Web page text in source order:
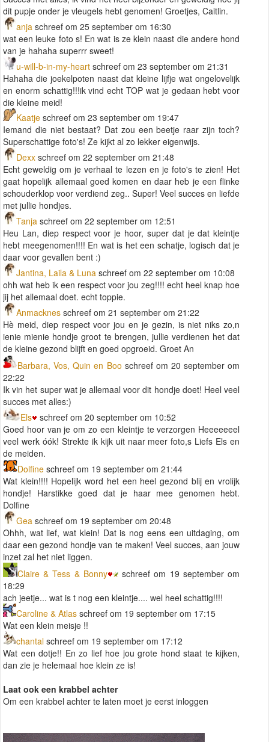
dit pupje onder je vleugels hebt genomen! Groetjes, Caitlin.
anja schreef om 25 september om 16:30
wat een leuke foto s! En wat is ze klein naast die andere hond
van je hahaha superrr sweet!
u-will-b-in-my-heart schreef om 23 september om 21:31
Hahaha die joekelpoten naast dat kleine lijfje wat ongelovelijk
en enorm schattig!!!ik vind echt TOP wat je gedaan hebt voor
die kleine meid!
Kaatje schreef om 23 september om 19:47
Iemand die niet bestaat? Dat zou een beetje raar zijn toch?
Superschattige foto's! Ze kijkt al zo lekker eigenwijs.
Dexx schreef om 22 september om 21:48
Echt geweldig om je verhaal te lezen en je foto's te zien! Het
gaat hopelijk allemaal goed komen en daar heb je een flinke
schouderklop voor verdiend zeg.. Super! Veel succes en liefde
met jullie hondjes.
Tanja schreef om 22 september om 12:51
Heu Lan, diep respect voor je hoor, super dat je dat kleintje
hebt meegenomen!!!! En wat is het een schatje, logisch dat je
daar voor gevallen bent :)
Jantina, Laila & Luna schreef om 22 september om 10:08
ohh wat heb ik een respect voor jou zeg!!!! echt heel knap hoe
jij het allemaal doet. echt toppie.
Anmacknes schreef om 21 september om 21:22
Hè meid, diep respect voor jou en je gezin, is niet niks zo,n
ienie mienie hondje groot te brengen, jullie verdienen het dat
de kleine gezond blijft en goed opgroeid. Groet An
Barbara, Vos, Quin en Boo schreef om 20 september om
22:22
Ik vin het super wat je allemaal voor dit hondje doet! Heel veel
succes met alles:)
Els
schreef om 20 september om 10:52
Goed hoor van je om zo een kleintje te verzorgen Heeeeeeel
veel werk óók! Strekte ik kijk uit naar meer foto,s Liefs Els en
de meiden.
Dolfine schreef om 19 september om 21:44
Wat klein!!!! Hopelijk word het een heel gezond blij en vrolijk
hondje! Harstikke goed dat je haar mee genomen hebt.
Dolfine
Gea schreef om 19 september om 20:48
Ohhh, wat lief, wat klein! Dat is nog eens een uitdaging, om
daar een gezond hondje van te maken! Veel succes, aan jouw
inzet zal het niet liggen.
Claire & Tess & Bonny
schreef om 19 september om
18:29
ach jeetje... wat is t nog een kleintje.... wel heel schattig!!!!
Caroline & Atlas schreef om 19 september om 17:15
Wat een klein meisje !!
chantal schreef om 19 september om 17:12
Wat een dotje!! En zo lief hoe jou grote hond staat te kijken,
dan zie je helemaal hoe klein ze is!
Laat ook een krabbel achter
Om een krabbel achter te laten moet je eerst inloggen